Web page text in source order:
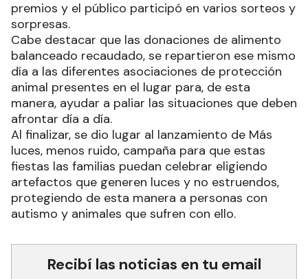
premios y el público participó en varios sorteos y
sorpresas.
Cabe destacar que las donaciones de alimento
balanceado recaudado, se repartieron ese mismo
día a las diferentes asociaciones de protección
animal presentes en el lugar para, de esta
manera, ayudar a paliar las situaciones que deben
afrontar día a día.
Al finalizar, se dio lugar al lanzamiento de Más
luces, menos ruido, campaña para que estas
fiestas las familias puedan celebrar eligiendo
artefactos que generen luces y no estruendos,
protegiendo de esta manera a personas con
autismo y animales que sufren con ello.
Recibí las noticias en tu email